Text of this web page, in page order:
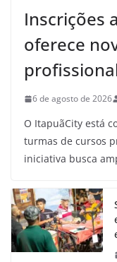
Inscrições
oferece
6 de agosto de 2026
O ItapuãCity está
turmas de cursos
iniciativa busca